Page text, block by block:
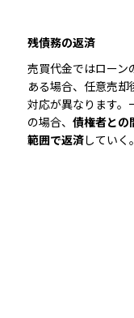
残債務の返済
売買代金ではローン
ある場合、任意売
対応が異なります。
の場合、 債権者との
範囲で返済していく。